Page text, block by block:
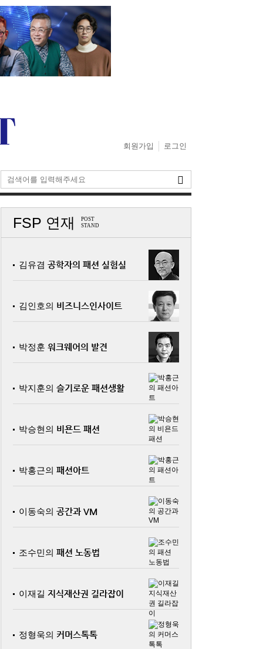
회원가입 로그인
FSP 연재
POST
STAND
김유겸 공학자의 패션 실험실
김인호의 비즈니스인사이트
박정훈 워크웨어의 발견
박지훈의 슬기로운 패션생활
박승현의 비욘드 패션
박홍근의 패션아트
이동숙의 공간과 VM
조수민의 패션 노동법
이재길 지식재산권 길라잡이
정형욱의 커머스톡톡